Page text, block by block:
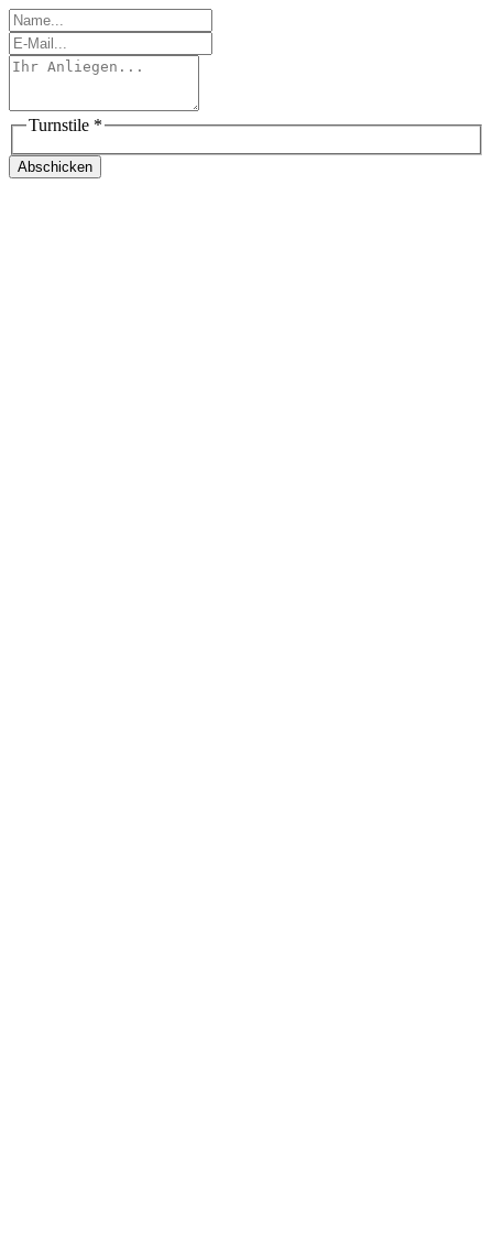
Turnstile *
Abschicken